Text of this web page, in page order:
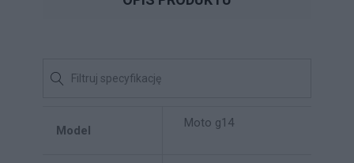
Model
Moto g14